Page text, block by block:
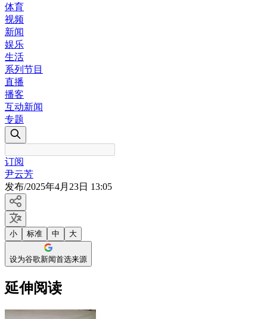
体育
视频
新闻
娱乐
生活
系列节目
直播
播客
互动新闻
专题
订阅
尹云芳
发布/2025年4月23日 13:05
小 标准 中 大
设为谷歌新闻首选来源
延伸阅读